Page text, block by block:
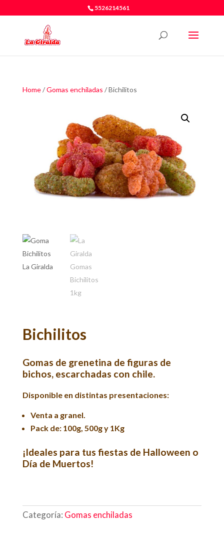
5526214561
Home/Gomas enchiladas / Bichilitos
Bichilitos
Gomas de grenetina de figuras de
bichos, escarchadas con chile.
Disponible en distintas presentaciones:
Venta a granel.
Pack de: 100g, 500g y 1Kg
¡Ideales para tus fiestas de Halloween o
Día de Muertos!
Categoría: Gomas enchiladas